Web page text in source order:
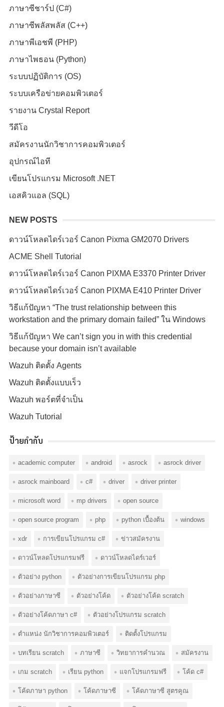
ภาษาซีชาร์ป (C#)
ภาษาซีพลัสพลัส (C++)
ภาษาพีเอชพี (PHP)
ภาษาไพธอน (Python)
ระบบปฏิบัติการ (OS)
ระบบเครือข่ายคอมพิวเตอร์
รายงาน Crystal Report
วีดีโอ
สมัครงานนักวิชาการคอมพิวเตอร์
อุปกรณ์ไอที
เขียนโปรแกรม Microsoft .NET
เอสคิวแอล (SQL)
NEW POSTS
ดาวน์โหลดไดร์เวอร์ Canon Pixma GM2070 Drivers
ACME Shell Tutorial
ดาวน์โหลดไดร์เวอร์ Canon PIXMA E3370 Printer Driver
ดาวน์โหลดไดร์เวอร์ Canon PIXMA E410 Printer Driver
วิธีแก้ปัญหา “The trust relationship between this
workstation and the primary domain failed” ใน Windows
วิธีแก้ปัญหา We can’t sign you in with this credential
because your domain isn’t available
Wazuh ติดตั้ง Agents
Wazuh ติดตั้งแบบเร็ว
Wazuh พอร์ตที่จำเป็น
Wazuh Tutorial
ป้ายกำกับ
academic computer android asrock asrock driver
asrock mainboard c# driver driver printer
microsoft word mp drivers open source
open source program php python เบื้องต้น windows
xdr การเขียนโปรแกรม c# ข่าวสมัครงาน
ดาวน์โหลดโปรแกรมฟรี ดาวน์โหลดไดร์เวอร์
ตัวอย่าง python ตัวอย่างการเขียนโปรแกรม php
ตัวอย่างภาษาซี ตัวอย่างโค้ด ตัวอย่างโค้ด scratch
ตัวอย่างโค้ดภาษา c# ตัวอย่างโปรแกรม scratch
ตำแหน่ง นักวิชาการคอมพิวเตอร์ ติดตั้งโปรแกรม
บทเรียน scratch ภาษาซี วิทยาการคำนวณ สมัครงาน
เกม scratch เรียน python แจกโปรแกรมฟรี โค้ด c#
โค้ดภาษา python โค้ดภาษาซี โค้ดภาษาซี สูตรคูณ